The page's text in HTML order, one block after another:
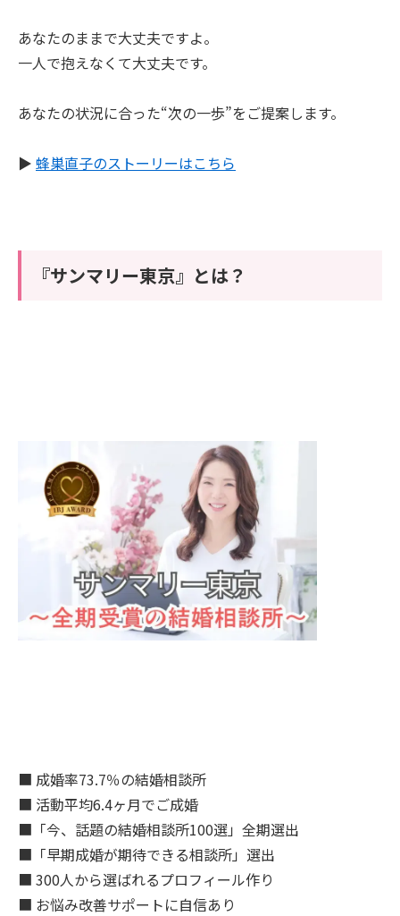
あなたのままで大丈夫ですよ。
一人で抱えなくて大丈夫です。
あなたの状況に合った“次の一歩”をご提案します。
▶︎ 蜂巣直子のストーリーはこちら
『サンマリー東京』とは？
■ 成婚率73.7％の結婚相談所
■ 活動平均6.4ヶ月でご成婚
■「今、話題の結婚相談所100選」全期選出
■「早期成婚が期待できる相談所」選出
■ 300人から選ばれるプロフィール作り
■ お悩み改善サポートに自信あり